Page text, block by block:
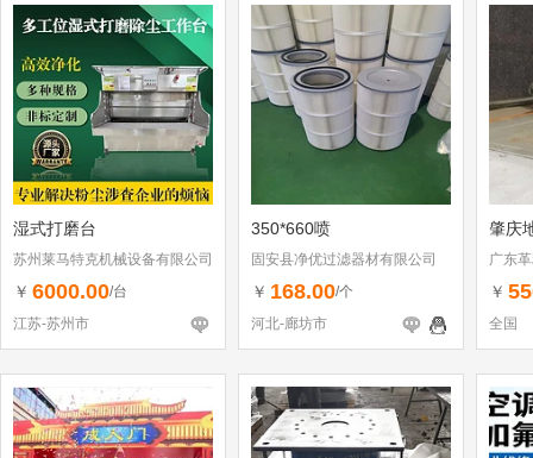
湿式打磨台
苏州莱马特克机械设备有限公司
￥ 6000.00/台
江苏-苏州市
350*660喷
固安县净优过滤器材有限公司
￥ 168.00/个
河北-廊坊市
肇庆
广东
￥
全国